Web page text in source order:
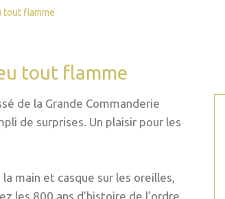
tout flamme
tout flamme
de la Grande Commanderie
de surprises. Un plaisir pour les
la main et casque sur les oreilles,
les 800 ans d’histoire de l’ordre